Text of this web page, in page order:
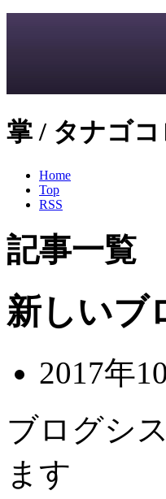
掌 / タナゴコ
Home
Top
RSS
記事一覧
新しいブ
2017年
ブログシ
ます